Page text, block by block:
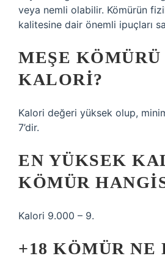
veya nemli olabilir. Kömürün
kalitesine dair önemli ipuçları
MEŞE
KALORI?
Kalori değeri yüksek olup,
7’dir.
EN YÜKSEK
KÖMÜR
Kalori 9.000 – 9.
+18 KÖMÜR NE